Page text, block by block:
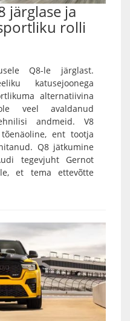
järglase ja
rolli
Q8-le järglast.
katusejoonega
alternatiivina
veel avaldanud
andmeid. V8
ent tootja
Q8 jätkumine
tegevjuht Gernot
et tema ettevõtte